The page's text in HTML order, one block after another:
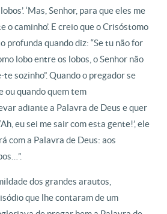
‘Mas, Senhor, para que eles me
o caminho’. E creio que o Crisóstomo
profunda quando diz: “Se tu não for
lobo entre os lobos, o Senhor não
sozinho”. Quando o pregador se
quando quem tem
adiante a Palavra de Deus e quer
eu sei me sair com esta gente!’, ele
com a Palavra de Deus: aos
dos grandes arautos,
que lhe contaram de um